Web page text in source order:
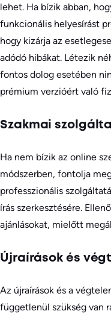
lehet. Ha bízik abban,
funkcionális helyesírást
hogy kizárja az
adódó hibákat. Létezik
fontos dolog esetében
prémium verzióért való
Szakmai
Ha nem bízik az online
módszerben, fontolja
professzionális
írás szerkesztésére.
ajánlásokat, mielőtt
Újraírások és
Az újraírások és a
függetlenül szükség van